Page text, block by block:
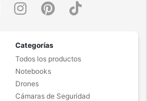
Categorías
Todos los productos
Notebooks
Drones
Cámaras de Seguridad